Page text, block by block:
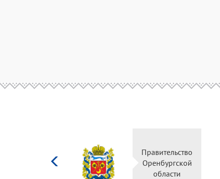
Правительство
Оренбургской
области